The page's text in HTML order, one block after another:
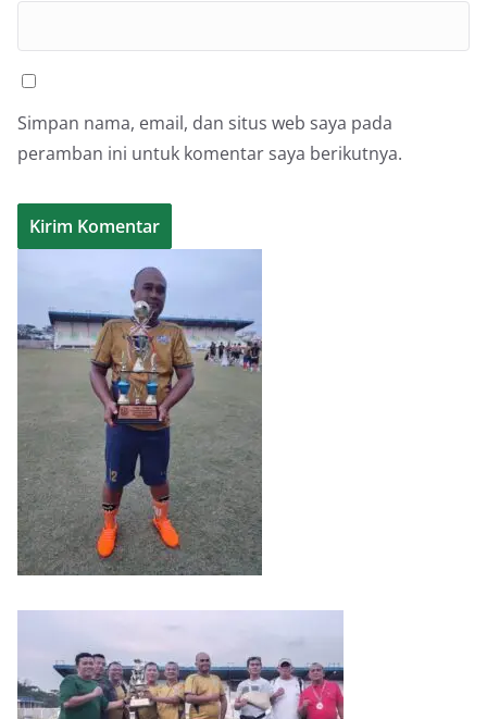
Simpan nama, email, dan situs web saya pada
peramban ini untuk komentar saya berikutnya.